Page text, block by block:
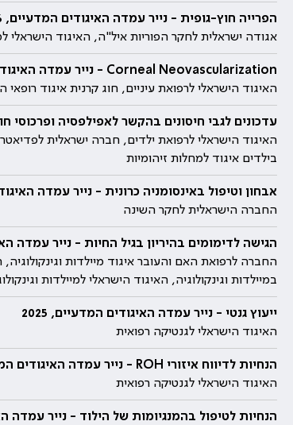
הפרייה חוץ-גופית - נייר עמדה האיגודים המדעיים, 2026
אגודה ישראלית לחקר הפוריות איל"ה, האיגוד הישראלי
Corneal Neovascularization - נייר עמדה האיגודים המדעיים, 2025
האיגוד הישראלי לרפואת עיניים, חוג קרנית איגוד רופאי
עדכונים לגבי חיסונים בהקשר לאפילפסיה ופרכוסי
האיגוד הישראלי לרפואת ילדים, חברה ישראלית
בילדים איגוד למחלות זיהומיות
אבחון וטיפול באינסומניה כרונית - נייר עמדה
החברה הישראלית לחקר השינה
הגישה לדימומים בהיריון בגיל החיות - נייר עמדה
החברה לרפואת האם והעובר איגוד מיילדות
במיילדות וגינקולוגיה, האיגוד הישראלי למיילדות
ייעוץ גנטי - נייר עמדה האיגודים המדעיים, 2025
האיגוד הישראלי לגנטיקה רפואית
הנחיות לדיווח איזורי ROH - נייר עמדה האיגודים המדעיים, 2025
האיגוד הישראלי לגנטיקה רפואית
הנחיות לטיפול בהמנגיומות של הילוד - נייר עמדה